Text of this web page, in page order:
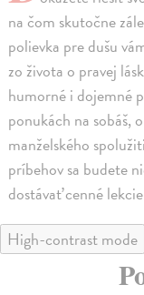
na čom skutočne
polievka pre dušu
zo života o pravej
humorné i dojemné
ponukách na sobáš,
manželského
príbehov sa budete
dostávať cenné
High-contrast mode